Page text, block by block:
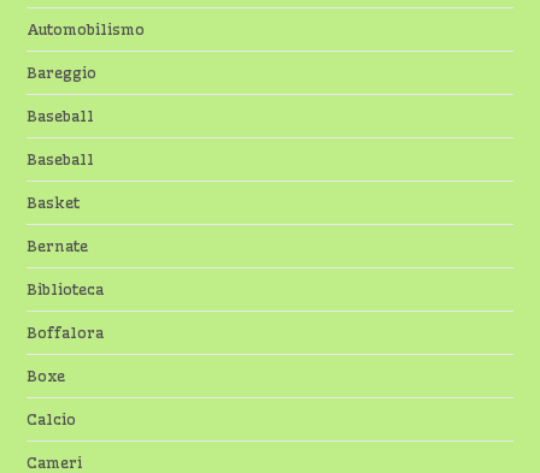
Automobilismo
Bareggio
Baseball
Baseball
Basket
Bernate
Biblioteca
Boffalora
Boxe
Calcio
Cameri